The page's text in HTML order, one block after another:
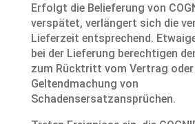
Erfolgt die Belieferung von
verspätet, verlängert sich die
Lieferzeit entsprechend.
bei der Lieferung berechtigen
zum Rücktritt vom Vertrag
Geltendmachung von
Schadensersatzansprüchen.